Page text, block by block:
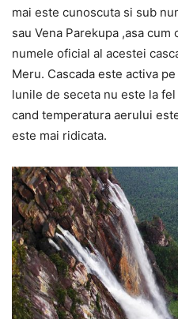
mai este cunoscuta si sub
sau Vena Parekupa ,asa
numele oficial al acestei
Meru. Cascada este activa
lunile de seceta nu este la
cand temperatura aerului
este mai ridicata.